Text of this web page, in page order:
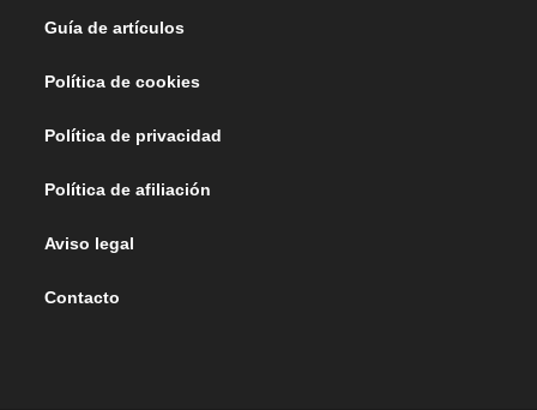
Guía de artículos
Política de cookies
Política de privacidad
Política de afiliación
Aviso legal
Contacto